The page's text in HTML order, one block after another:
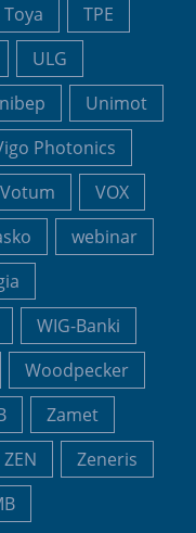
Toya
TPE
ULG
Unimot
Photonics
Votum
VOX
webinar
WIG-Banki
Woodpecker
Zamet
ZEN
Zeneris